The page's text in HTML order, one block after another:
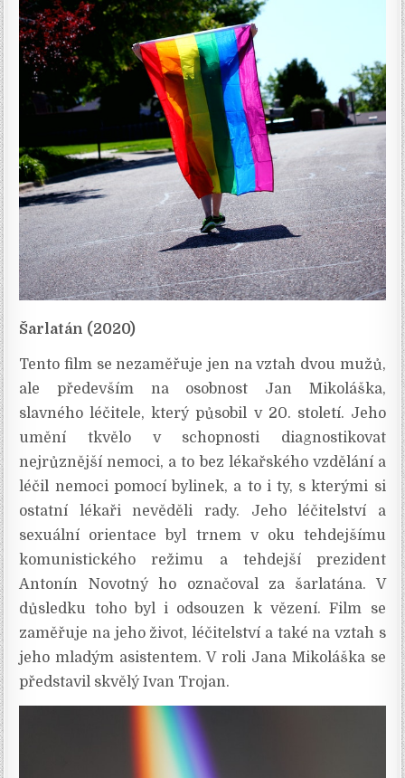
Šarlatán (2020)
Tento film se nezaměřuje jen na vztah dvou mužů,
ale především na osobnost Jan Mikoláška,
slavného léčitele, který působil v 20. století. Jeho
umění tkvělo v schopnosti diagnostikovat
nejrůznější nemoci, a to bez lékařského vzdělání a
léčil nemoci pomocí bylinek, a to i ty, s kterými si
ostatní lékaři nevěděli rady. Jeho léčitelství a
sexuální orientace byl trnem v oku tehdejšímu
komunistického režimu a tehdejší prezident
Antonín Novotný ho označoval za šarlatána. V
důsledku toho byl i odsouzen k vězení. Film se
zaměřuje na jeho život, léčitelství a také na vztah s
jeho mladým asistentem. V roli Jana Mikoláška se
představil skvělý Ivan Trojan.